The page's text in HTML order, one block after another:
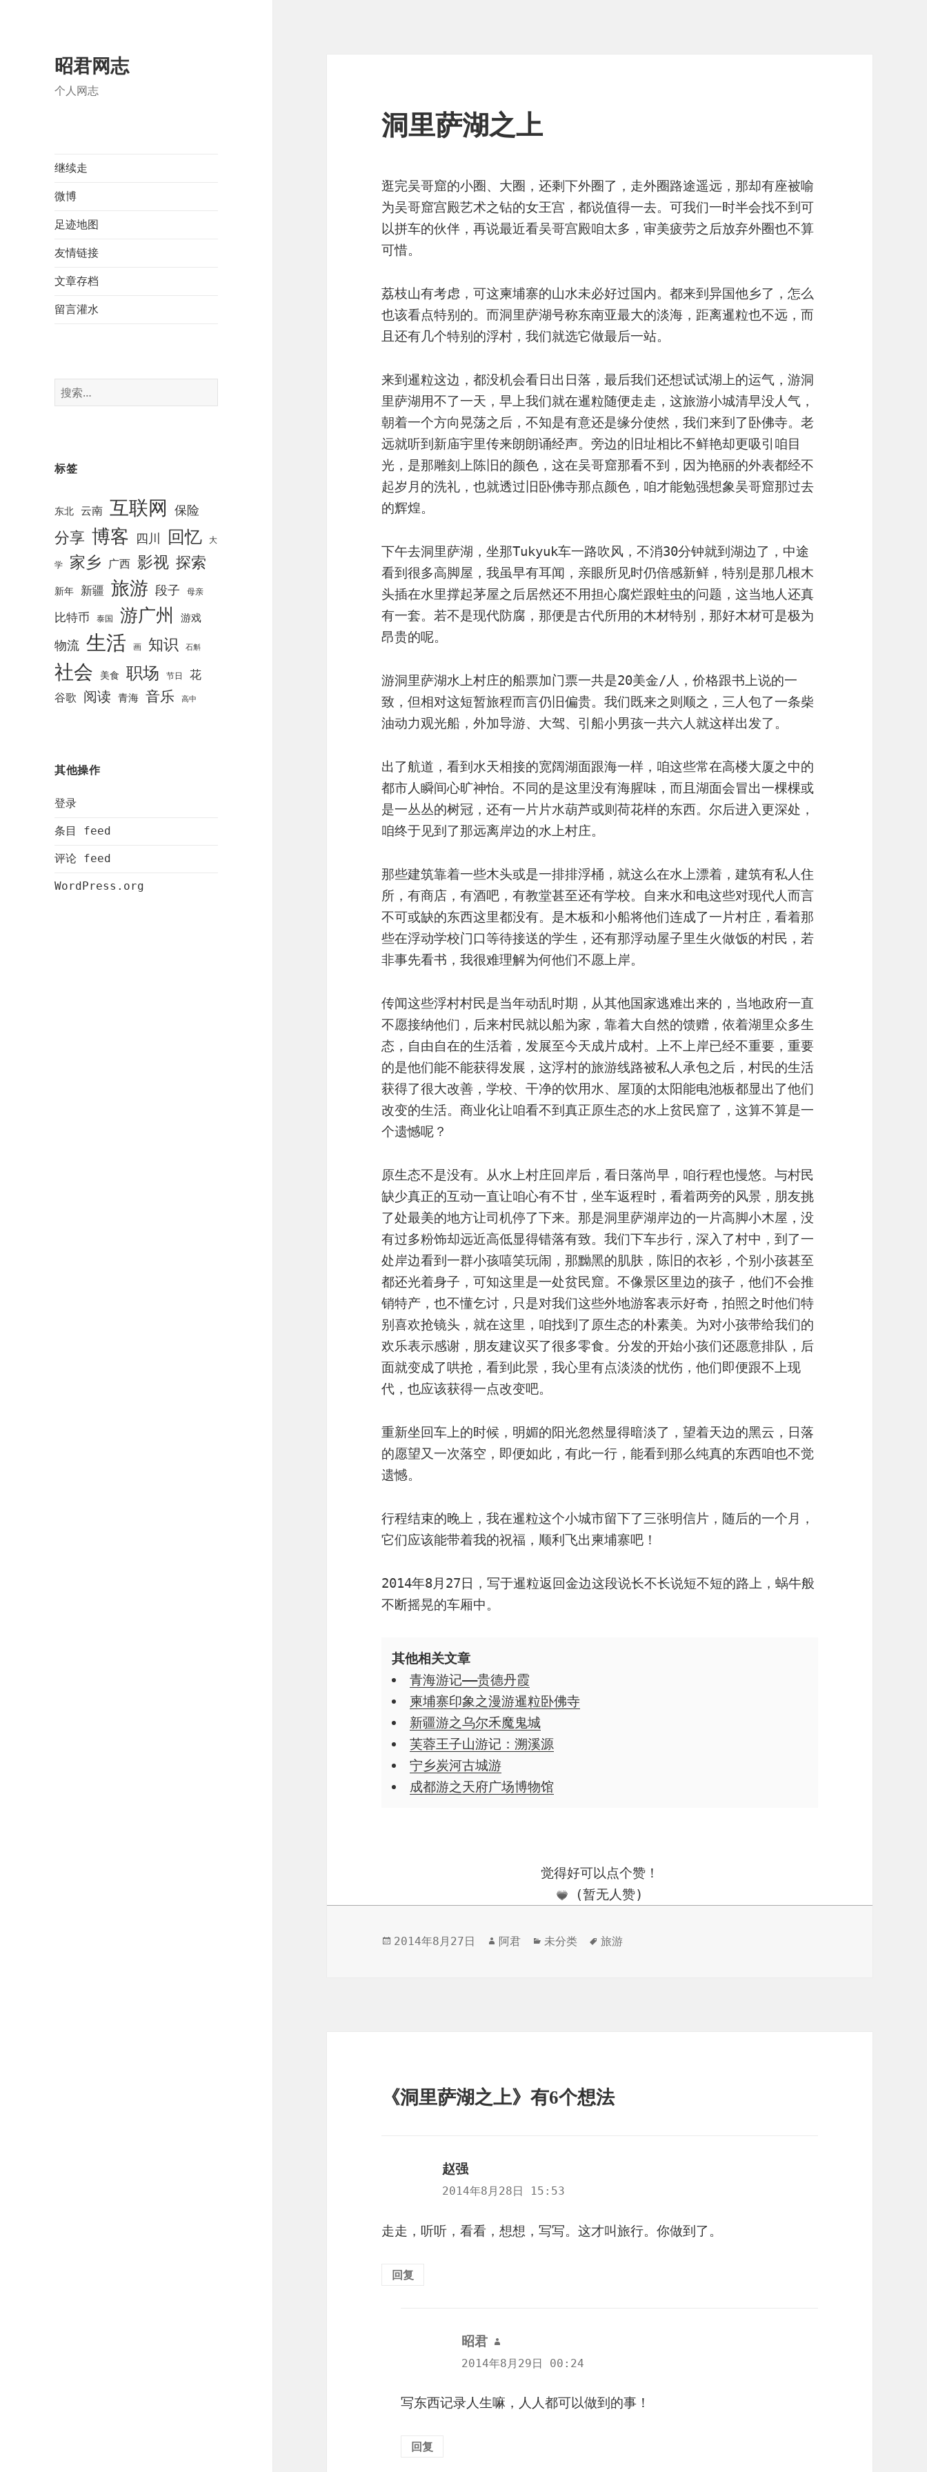
昭君网志
个人网志
继续走
微博
足迹地图
友情链接
文章存档
留言灌水
搜
索
标签
东北 云南 互联网 保险
分享 博客 四川 回忆 大
学 家乡 广西 影视 探索
新年 新疆 旅游 段子 母亲
比特币 泰国 游广州 游戏
物流 生活 画 知识 石斛
社会 美食 职场 节日
花
谷歌
阅读 青海 音乐 高中
其他操作
登录
条目 feed
评论 feed
WordPress.org
洞里萨湖之上
逛完吴哥窟的小圈、大圈，还剩下外圈了，走外圈路途遥远，那却有座被喻
为吴哥窟宫殿艺术之钻的女王宫，都说值得一去。可我们一时半会找不到可
以拼车的伙伴，再说最近看吴哥宫殿咱太多，审美疲劳之后放弃外圈也不算
可惜。
荔枝山有考虑，可这柬埔寨的山水未必好过国内。都来到异国他乡了，怎么
也该看点特别的。而洞里萨湖号称东南亚最大的淡海，距离暹粒也不远，而
且还有几个特别的浮村，我们就选它做最后一站。
来到暹粒这边，都没机会看日出日落，最后我们还想试试湖上的运气，游洞
里萨湖用不了一天，早上我们就在暹粒随便走走，这旅游小城清早没人气，
朝着一个方向晃荡之后，不知是有意还是缘分使然，我们来到了卧佛寺。老
远就听到新庙宇里传来朗朗诵经声。旁边的旧址相比不鲜艳却更吸引咱目
光，是那雕刻上陈旧的颜色，这在吴哥窟那看不到，因为艳丽的外表都经不
起岁月的洗礼，也就透过旧卧佛寺那点颜色，咱才能勉强想象吴哥窟那过去
的辉煌。
下午去洞里萨湖，坐那Tukyuk车一路吹风，不消30分钟就到湖边了，中途
看到很多高脚屋，我虽早有耳闻，亲眼所见时仍倍感新鲜，特别是那几根木
头插在水里撑起茅屋之后居然还不用担心腐烂跟蛀虫的问题，这当地人还真
有一套。若不是现代防腐，那便是古代所用的木材特别，那好木材可是极为
昂贵的呢。
游洞里萨湖水上村庄的船票加门票一共是20美金/人，价格跟书上说的一
致，但相对这短暂旅程而言仍旧偏贵。我们既来之则顺之，三人包了一条柴
油动力观光船，外加导游、大驾、引船小男孩一共六人就这样出发了。
出了航道，看到水天相接的宽阔湖面跟海一样，咱这些常在高楼大厦之中的
都市人瞬间心旷神怡。不同的是这里没有海腥味，而且湖面会冒出一棵棵或
是一丛丛的树冠，还有一片片水葫芦或则荷花样的东西。尔后进入更深处，
咱终于见到了那远离岸边的水上村庄。
那些建筑靠着一些木头或是一排排浮桶，就这么在水上漂着，建筑有私人住
所，有商店，有酒吧，有教堂甚至还有学校。自来水和电这些对现代人而言
不可或缺的东西这里都没有。是木板和小船将他们连成了一片村庄，看着那
些在浮动学校门口等待接送的学生，还有那浮动屋子里生火做饭的村民，若
非事先看书，我很难理解为何他们不愿上岸。
传闻这些浮村村民是当年动乱时期，从其他国家逃难出来的，当地政府一直
不愿接纳他们，后来村民就以船为家，靠着大自然的馈赠，依着湖里众多生
态，自由自在的生活着，发展至今天成片成村。上不上岸已经不重要，重要
的是他们能不能获得发展，这浮村的旅游线路被私人承包之后，村民的生活
获得了很大改善，学校、干净的饮用水、屋顶的太阳能电池板都显出了他们
改变的生活。商业化让咱看不到真正原生态的水上贫民窟了，这算不算是一
个遗憾呢？
原生态不是没有。从水上村庄回岸后，看日落尚早，咱行程也慢悠。与村民
缺少真正的互动一直让咱心有不甘，坐车返程时，看着两旁的风景，朋友挑
了处最美的地方让司机停了下来。那是洞里萨湖岸边的一片高脚小木屋，没
有过多粉饰却远近高低显得错落有致。我们下车步行，深入了村中，到了一
处岸边看到一群小孩嘻笑玩闹，那黝黑的肌肤，陈旧的衣衫，个别小孩甚至
都还光着身子，可知这里是一处贫民窟。不像景区里边的孩子，他们不会推
销特产，也不懂乞讨，只是对我们这些外地游客表示好奇，拍照之时他们特
别喜欢抢镜头，就在这里，咱找到了原生态的朴素美。为对小孩带给我们的
欢乐表示感谢，朋友建议买了很多零食。分发的开始小孩们还愿意排队，后
面就变成了哄抢，看到此景，我心里有点淡淡的忧伤，他们即便跟不上现
代，也应该获得一点改变吧。
重新坐回车上的时候，明媚的阳光忽然显得暗淡了，望着天边的黑云，日落
的愿望又一次落空，即便如此，有此一行，能看到那么纯真的东西咱也不觉
遗憾。
行程结束的晚上，我在暹粒这个小城市留下了三张明信片，随后的一个月，
它们应该能带着我的祝福，顺利飞出柬埔寨吧！
2014年8月27日，写于暹粒返回金边这段说长不长说短不短的路上，蜗牛般
不断摇晃的车厢中。
其他相关文章
青海游记——贵德丹霞
柬埔寨印象之漫游暹粒卧佛寺
新疆游之乌尔禾魔鬼城
芙蓉王子山游记：溯溪源
宁乡炭河古城游
成都游之天府广场博物馆
觉得好可以点个赞！
(暂无人赞)
发
2014年8月27日
作
阿君
分
未分类
标
旅游
《洞里萨湖之上》有6个想法
赵强
道：
2014年8月28日 15:53
走走，听听，看看，想想，写写。这才叫旅行。你做到了。
回复
昭君
说
道：
2014年8月29日 00:24
写东西记录人生嘛，人人都可以做到的事！
回复